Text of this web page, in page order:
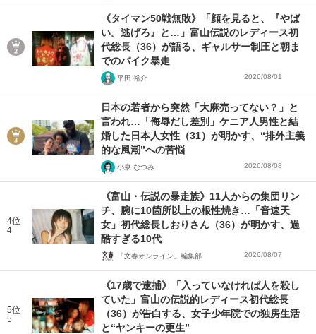
《タイマン50戦無敗》「顔を見ると、『やば
い。逃げろ』と…」富山伝説のレディース初
代総長（36）が語る、ギャルサー制圧と朝ま
でのバイク暴走
平田 裕介 2026/08/01
日本の若者から突然「大麻売ってない？」と
言われ…「侮辱だし差別」ケニア人男性と結
婚した日本人女性（31）が明かす、“排外主義
的な風潮”への苦悩
小泉 なつみ 2026/08/08
4位
4
《富山・伝説の暴走族》11人からの集団リン
チ、腕に10箇所以上の根性焼き…「音速天
女」初代総長しおりさん（36）が明かす、過
酷すぎる10代
「文春オンライン」編集部 2026/08/07
5位
5
《17歳で逮捕》「入っていなければ人を殺し
ていた」富山の伝説的レディース初代総長
（36）が告白する、女子少年院での独房生活
と“ヤンキーの更生”